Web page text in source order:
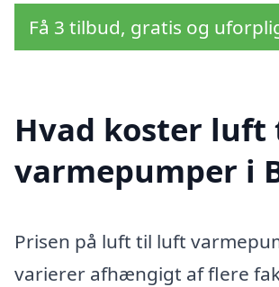
Få 3 tilbud, gratis og
Hvad koster
varmepumper i
Prisen på luft til luft
varierer afhængigt af flere